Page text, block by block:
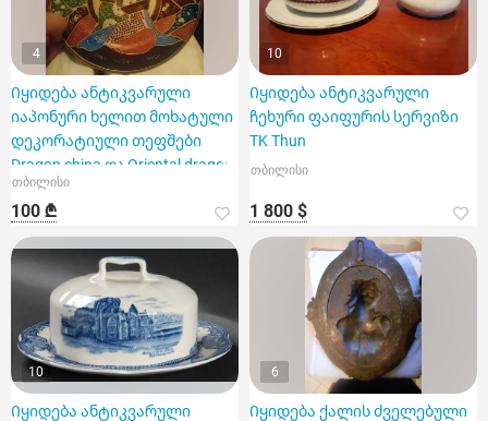
4
Იყიდება ანტიკვარული
იაპონური ხელით მოხატული
დეკორატიული თეფშები
Dragon china და Oriental dragon
თბილისი
100 ₾
10
Იყიდება ანტიკვარული
ჩეხური ფაიფურის სერვიზი
TK Thun
თბილისი
1 800 $
10
Იყიდება ანტიკვარული
6
Იყიდება ქალის ძველებული